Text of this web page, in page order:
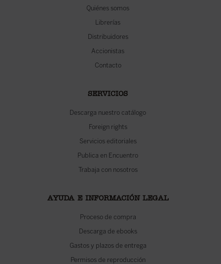
Quiénes somos
Librerías
Distribuidores
Accionistas
Contacto
SERVICIOS
Descarga nuestro catálogo
Foreign rights
Servicios editoriales
Publica en Encuentro
Trabaja con nosotros
AYUDA E INFORMACIÓN LEGAL
Proceso de compra
Descarga de ebooks
Gastos y plazos de entrega
Permisos de reproducción